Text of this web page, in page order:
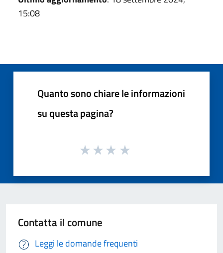
15:08
Quanto sono chiare le informazioni
su questa pagina?
Contatta il comune
Leggi le domande frequenti